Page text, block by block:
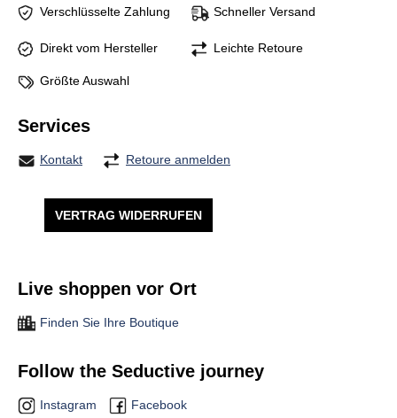
Verschlüsselte Zahlung Schneller Versand
Direkt vom Hersteller Leichte Retoure
Größte Auswahl
Services
Kontakt Retoure anmelden
VERTRAG WIDERRUFEN
Live shoppen vor Ort
Finden Sie Ihre Boutique
Follow the Seductive journey
Instagram Facebook